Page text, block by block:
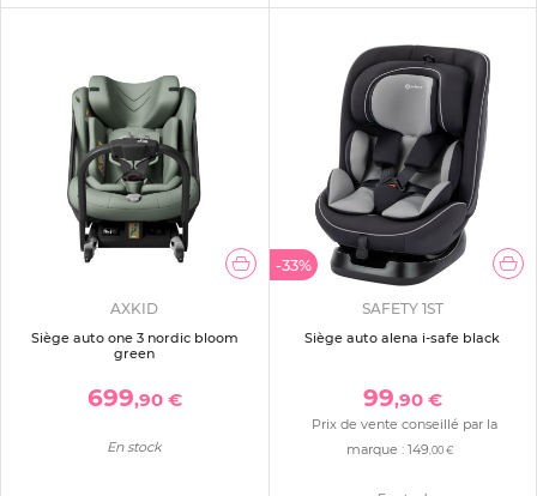
AXKID
Siège auto one 3 nordic bloom
green
699,90 €
En stock
-33%
SAFETY 1ST
Siège auto alena i-safe black
99,90 €
Prix de vente conseillé par la
marque : 149,00 €